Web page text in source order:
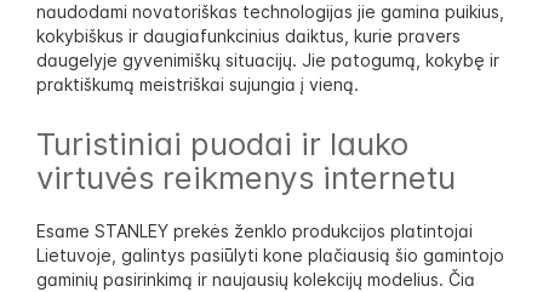
naudodami novatoriškas technologijas jie gamina puikius,
kokybiškus ir daugiafunkcinius daiktus, kurie pravers
daugelyje gyvenimiškų situacijų. Jie patogumą, kokybę ir
praktiškumą meistriškai sujungia į vieną.
Turistiniai puodai ir lauko
virtuvės reikmenys internetu
Esame STANLEY prekės ženklo produkcijos platintojai
Lietuvoje, galintys pasiūlyti kone plačiausią šio gamintojo
gaminių pasirinkimą ir naujausių kolekcijų modelius. Čia